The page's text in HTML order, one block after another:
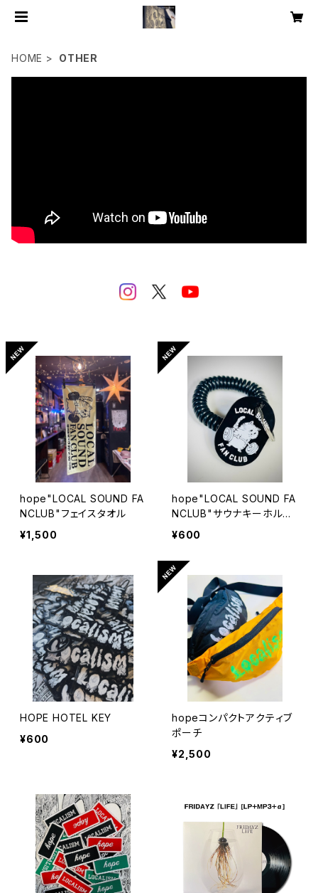
HOME OTHER
hope"LOCAL SOUND FA
NCLUB"フェイスタオル
¥1,500
hope"LOCAL SOUND FA
NCLUB"サウナキーホルダ
ー
¥600
HOPE HOTEL KEY
¥600
hopeコンパクトアクティブ
ポーチ
¥2,500